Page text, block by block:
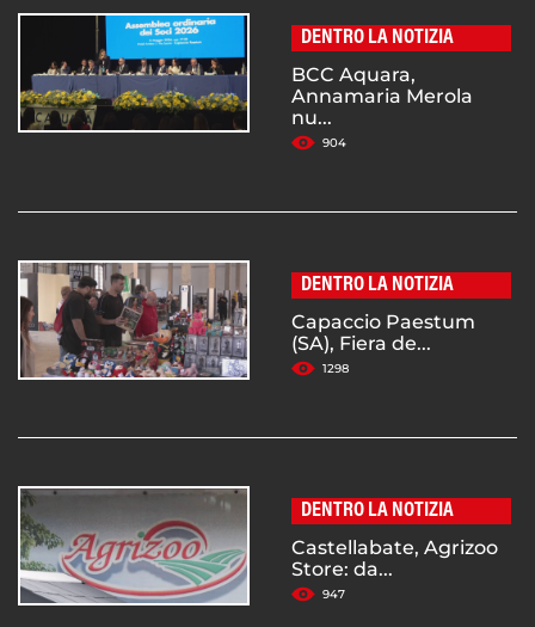
DENTRO LA NOTIZIA
BCC Aquara,
Annamaria Merola
nu...
904
DENTRO LA NOTIZIA
Capaccio Paestum
(SA), Fiera de...
1298
DENTRO LA NOTIZIA
Castellabate, Agrizoo
Store: da...
947